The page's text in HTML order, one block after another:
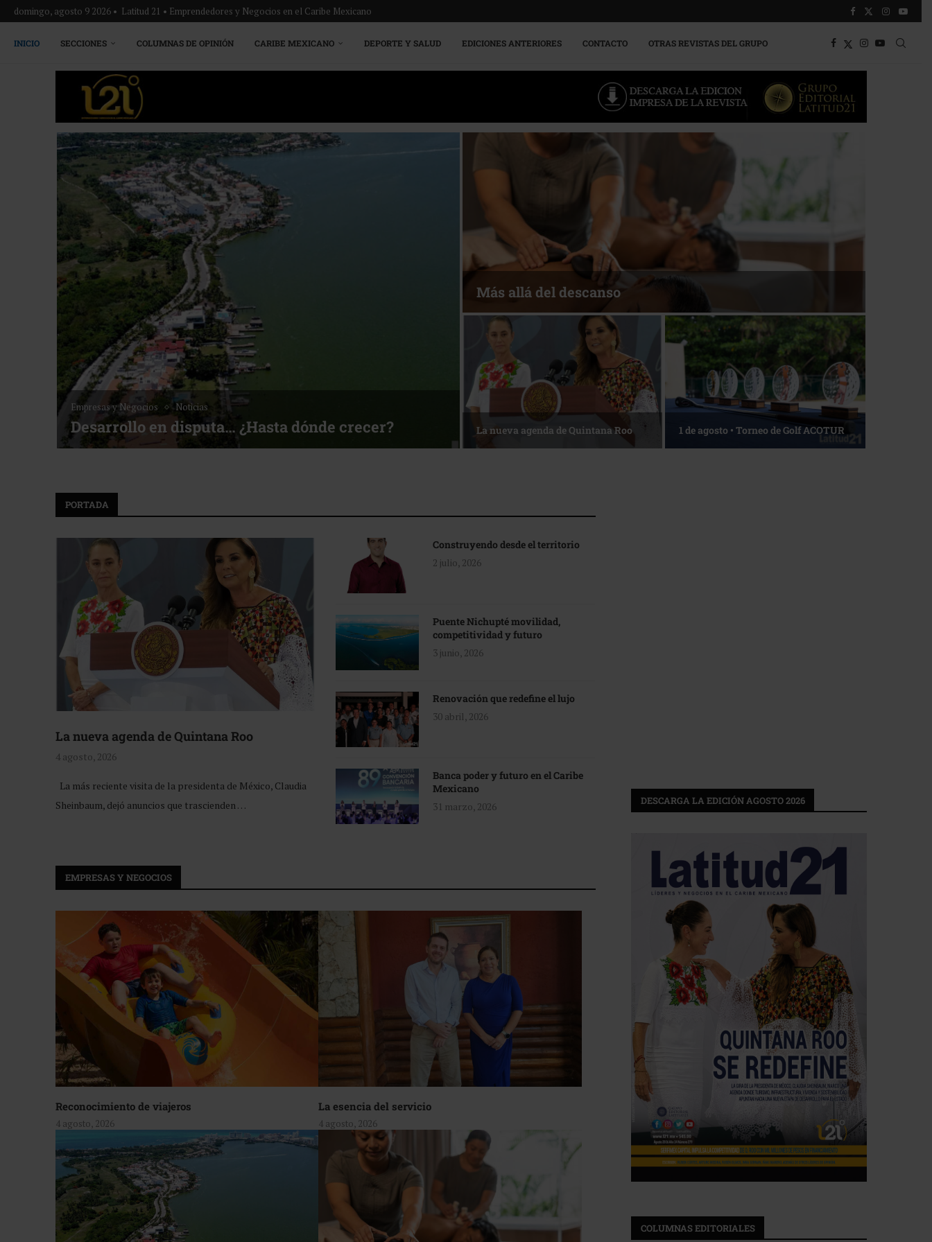
domingo, agosto 9 2026 • Latitud 21 • Emprendedores y Negocios en el Caribe Mexicano
INICIO SECCIONES COLUMNAS DE OPINIÓN CARIBE MEXICANO DEPORTE Y SALUD EDICIONES ANTERIORES CONTACTO OTRAS REVISTAS DEL GRUPO
Empresas y Negocios Noticias
Desarrollo en disputa… ¿Hasta dónde crecer?
Más allá del descanso
La nueva agenda de Quintana Roo 1 de agosto • Torneo de Golf ACOTUR
PORTADA
La nueva agenda de Quintana Roo
4 agosto, 2026
La más reciente visita de la presidenta de México, Claudia
Sheinbaum, dejó anuncios que trascienden …
Construyendo desde el territorio
2 julio, 2026
Puente Nichupté movilidad,
competitividad y futuro
3 junio, 2026
Renovación que redefine el lujo
30 abril, 2026
Banca poder y futuro en el Caribe
Mexicano
31 marzo, 2026
EMPRESAS Y NEGOCIOS
Reconocimiento de viajeros
4 agosto, 2026
La esencia del servicio
4 agosto, 2026
DESCARGA LA EDICIÓN AGOSTO 2026
COLUMNAS EDITORIALES